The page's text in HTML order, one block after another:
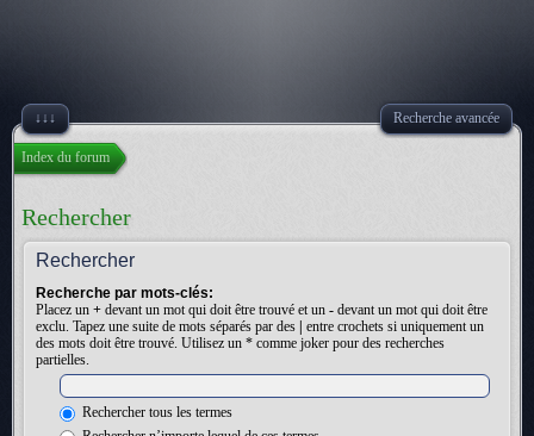
↓↓↓ Recherche avancée
Index du forum
Rechercher
Rechercher
Recherche par mots-clés:
Placez un + devant un mot qui doit être trouvé et un - devant un mot qui doit être
exclu. Tapez une suite de mots séparés par des
entre crochets si uniquement un
des mots doit être trouvé. Utilisez un * comme joker pour des recherches
partielles.
Rechercher tous les termes